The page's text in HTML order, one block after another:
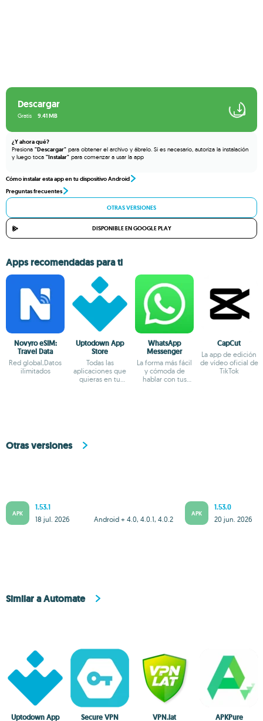
Descargar
9.41 MB
Gratis
¿Y ahora qué?
Presiona "Descargar" para obtener el archivo y ábrelo. Si es necesario, autoriza la instalación
y luego toca "Instalar" para comenzar a usar la app
Cómo instalar esta app en tu dispositivo Android
Preguntas frecuentes
OTRAS VERSIONES
DISPONIBLE EN GOOGLE PLAY
Apps recomendadas para ti
Novyro eSIM:
Travel Data
Red global,Datos
ilimitados
Uptodown App
Store
Todas las
aplicaciones que
quieras en tu
WhatsApp
Messenger
La forma más fácil
y cómoda de
hablar con tus
CapCut
La app de edición
de vídeo oficial de
TikTok
Otras versiones
APK
1.53.1
Android + 4.0, 4.0.1, 4.0.2
18 jul. 2026
APK
1.53.0
20 jun. 2026
Similar a Automate
Uptodown App
Secure VPN VPN.lat APKPure